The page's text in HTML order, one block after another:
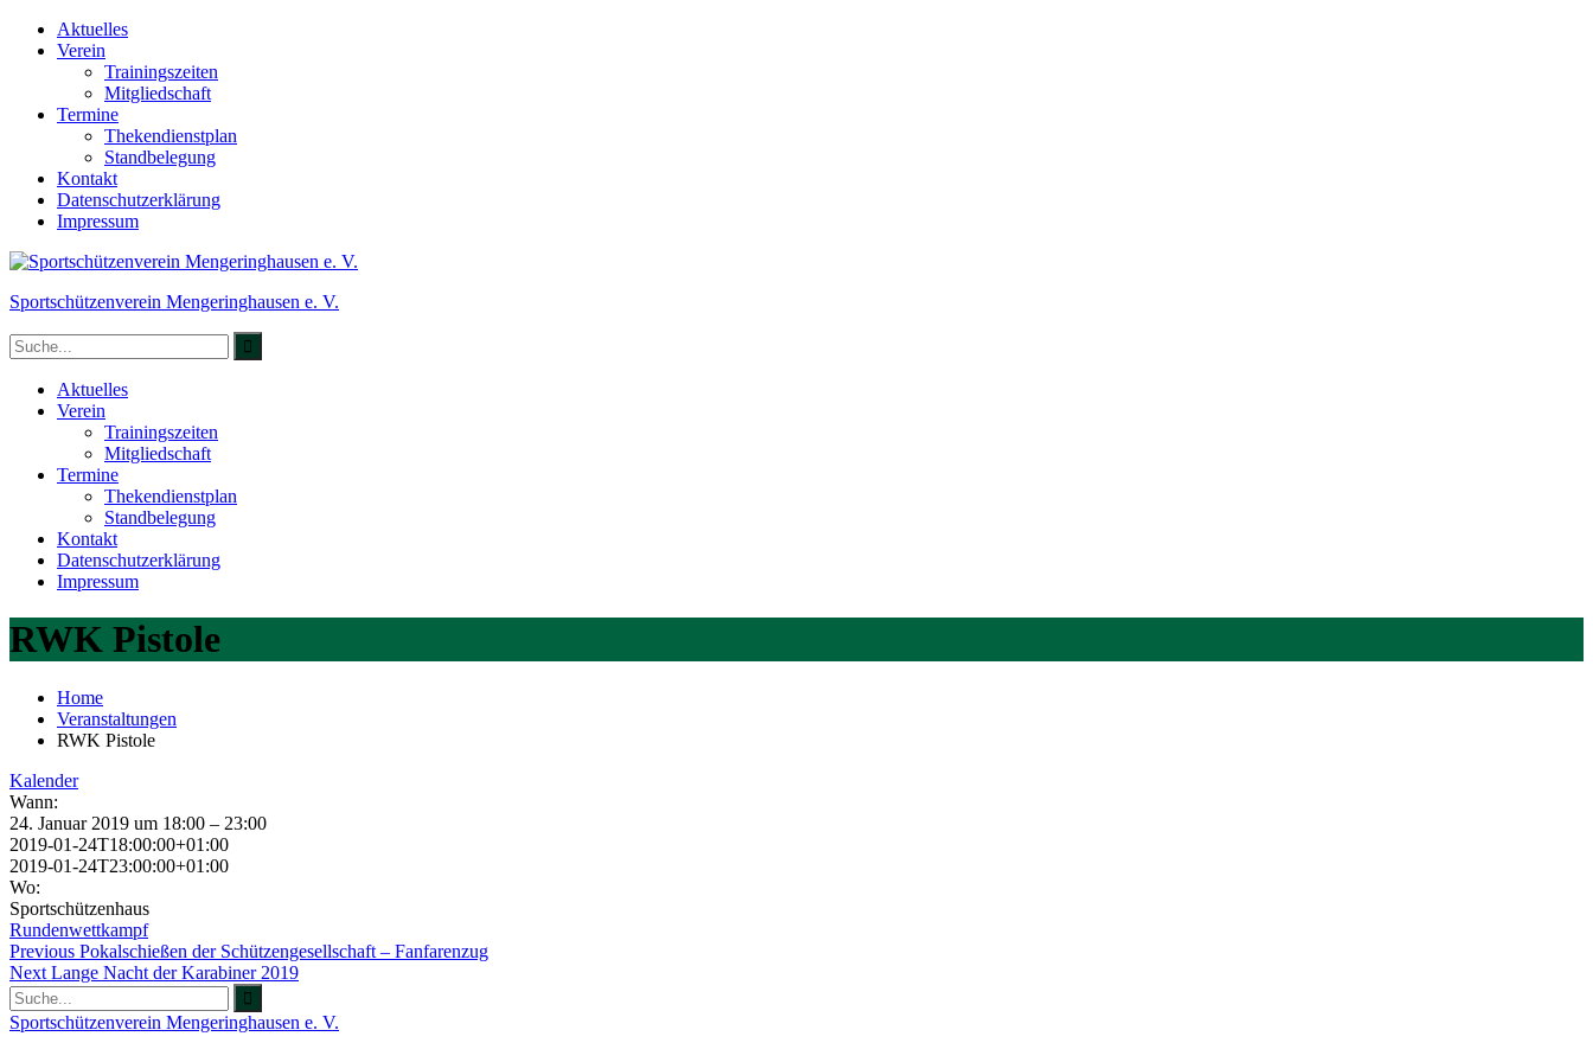
Skip
Aktuelles
Verein
Trainingszeiten
Mitgliedschaft
Termine
Thekendienstplan
Standbelegung
Kontakt
Datenschutzerklärung
Impressum
Sportschützenverein Mengeringhausen e. V.
Search
for:
Aktuelles
Verein
Trainingszeiten
Mitgliedschaft
Termine
Thekendienstplan
Standbelegung
Kontakt
Datenschutzerklärung
Impressum
RWK Pistole
Home
Veranstaltungen
RWK Pistole
Kalender
Wann:
24. Januar 2019 um 18:00 – 23:00
2019-01-24T18:00:00+01:00
2019-01-24T23:00:00+01:00
Wo:
Sportschützenhaus
Rundenwettkampf
Beitragsnavigation
Previous Previous
post:
Pokalschießen der Schützengesellschaft – Fanfarenzug
Next Next
post:
Lange Nacht der Karabiner 2019
Search
for:
Sportschützenverein Mengeringhausen e. V.